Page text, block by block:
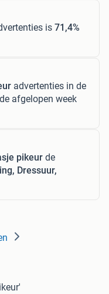
is 71,4%
advertenties in de
afgelopen week
pikeur de
Dressuur,